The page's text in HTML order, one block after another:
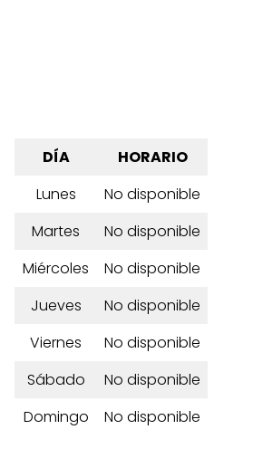
DÍA
HORARIO
Lunes
No disponible
Martes
No disponible
Miércoles
No disponible
Jueves
No disponible
Viernes
No disponible
Sábado
No disponible
Domingo
No disponible